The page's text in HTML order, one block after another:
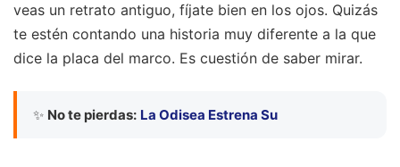
veas un retrato antiguo, fíjate bien en los ojos. Quizás
te estén contando una historia muy diferente a la que
dice la placa del marco. Es cuestión de saber mirar.
✨ No te pierdas: La Odisea Estrena Su